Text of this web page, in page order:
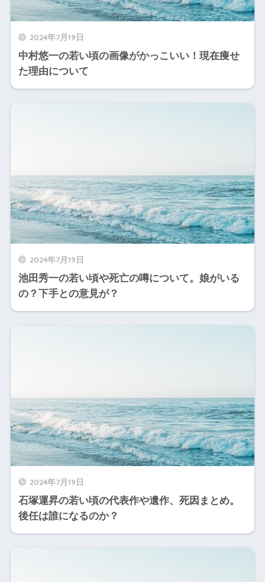
2024年7月19日
中村悠一の若い頃の画像がかっこいい！現在痩せ
た理由について
2024年7月19日
池田秀一の若い頃や死亡の噂について。娘がいる
の？下手との意見が？
2024年7月19日
石塚運昇の若い頃の代表作や遺作、死因まとめ。
後任は誰になるのか？